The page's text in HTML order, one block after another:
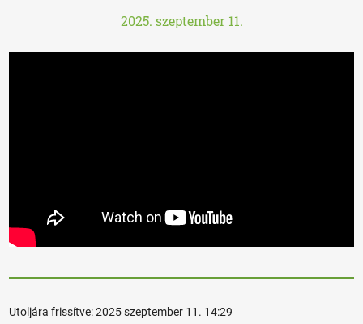
2025. szeptember 11.
Utoljára frissítve:2025 szeptember 11. 14:29